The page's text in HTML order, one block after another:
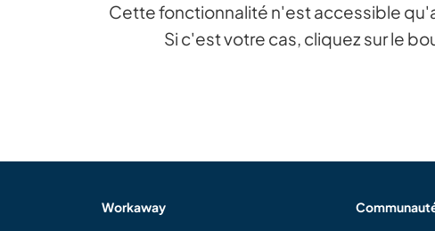
Cette fonctionnalité n'est accessible
Si c'est votre cas, cliquez sur le
Workaway